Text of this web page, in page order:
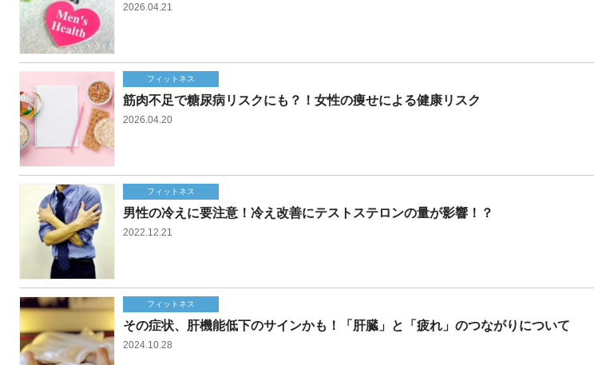
2026.04.21
フィットネス
筋肉不足で糖尿病リスクにも？！女性の痩せによる健康リスク
2026.04.20
フィットネス
男性の冷えに要注意！冷え改善にテストステロンの量が影響！？
2022.12.21
フィットネス
その症状、肝機能低下のサインかも！「肝臓」と「疲れ」のつながりについて
2024.10.28